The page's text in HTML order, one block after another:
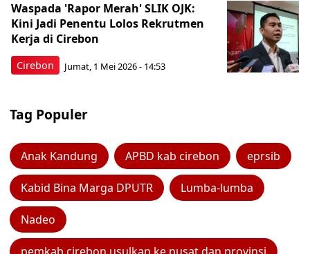
Cirebon
Waspada 'Rapor Merah' SLIK OJK:
Kini Jadi Penentu Lolos Rekrutmen
Kerja di Cirebon
Jumat, 1 Mei 2026 - 14:53
Tag Populer
Anak Kandung APBD kab cirebon eprsib
Kabid Bina Marga DPUTR Lumba-lumba
Nadeo